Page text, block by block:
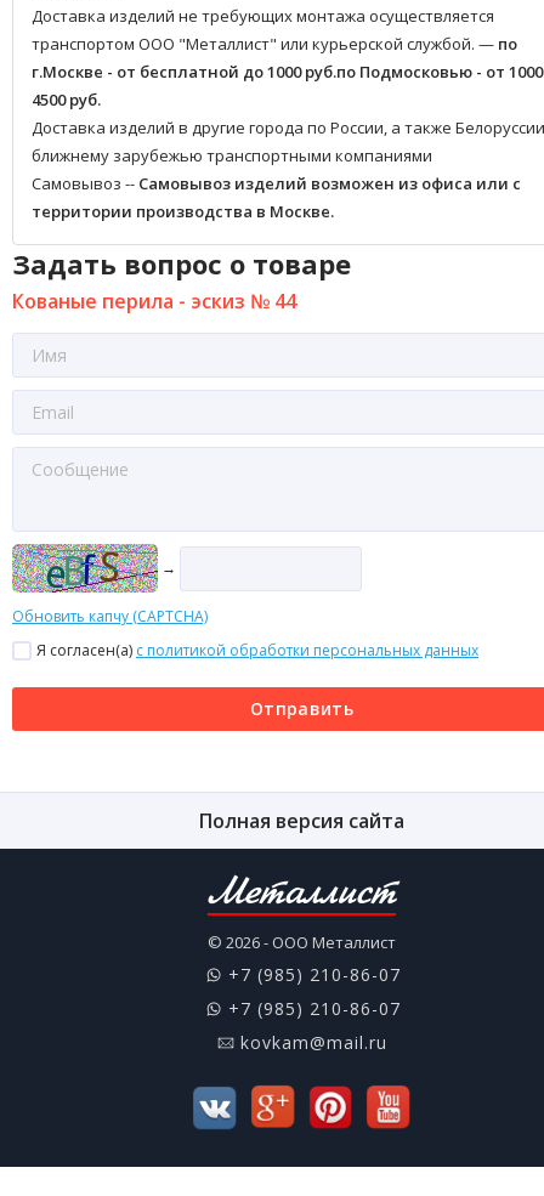
Доставка изделий не требующих монтажа осуществляется
транспортом ООО "Металлист" или курьерской службой. — по
г.Москве - от бесплатной до 1000 руб.по Подмосковью - от
4500 руб.
Доставка изделий в другие города по России, а также
ближнему зарубежью транспортными компаниями
Самовывоз -- Самовывоз изделий возможен из офиса или с
территории производства в Москве.
Задать вопрос о товаре
Кованые перила - эскиз № 44
→
Обновить капчу (CAPTCHA)
Я согласен(a) с политикой обработки персональных данных
Отправить
Полная версия сайта
Металлист
© 2026 - ООО Металлист
+7 (985) 210-86-07
+7 (985) 210-86-07
kovkam@mail.ru